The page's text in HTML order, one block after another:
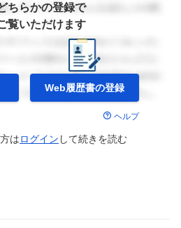
ちらかの登録で
覧いただけます
Web履歴書の登録
ヘルプ
はログイン して続きを読む